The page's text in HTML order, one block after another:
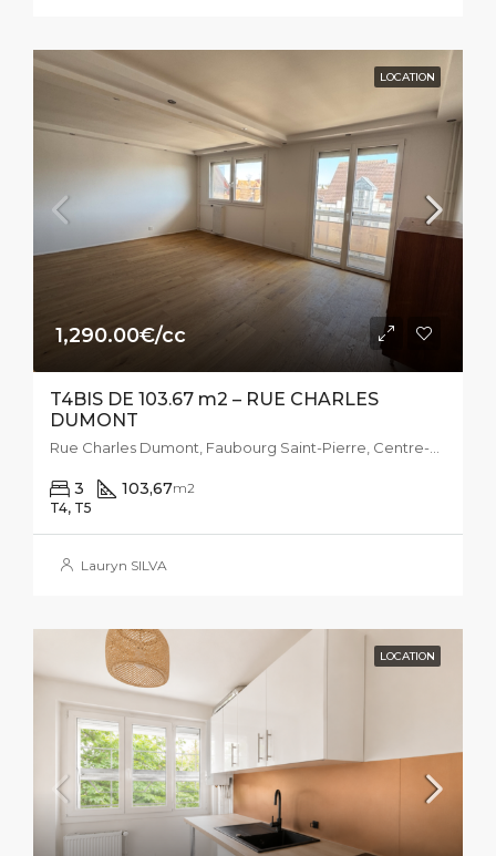
LOCATION
1,290.00€/cc
T4BIS DE 103.67 m2 – RUE CHARLES
DUMONT
3 103,67m2
T4, T5
Lauryn SILVA
LOCATION